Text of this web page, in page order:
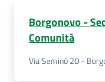
Borgonovo -
Comunità
Via Seminò 20 -